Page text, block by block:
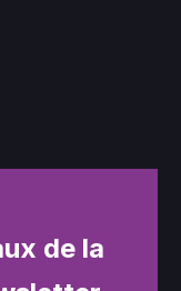
de la